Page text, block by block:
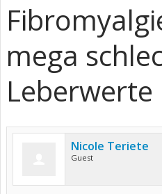
mega
Leberwerte
Nicole Teriete
Guest